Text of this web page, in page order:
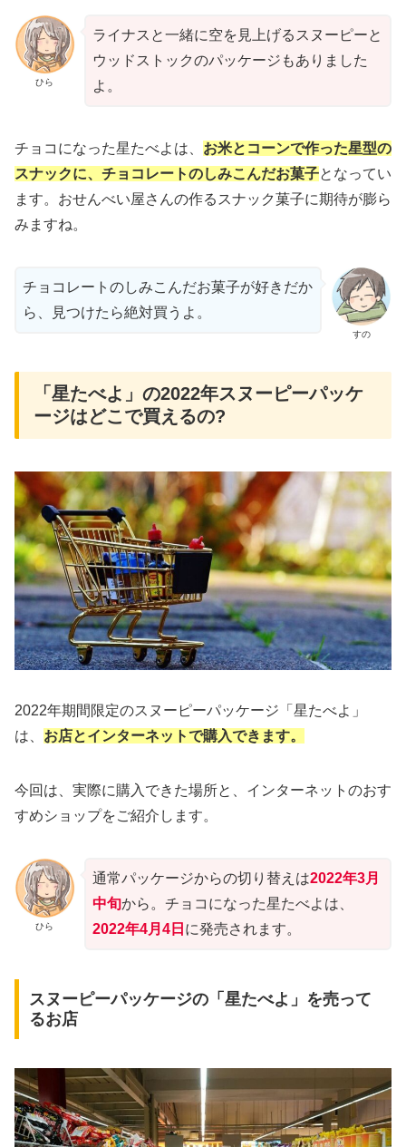
ひら
ライナスと一緒に空を見上げるスヌーピーと
ウッドストックのパッケージもありました
よ。
チョコになった星たべよは、 お米とコーンで作った星型の
スナックに、チョコレートのしみこんだお菓子となってい
ます。おせんべい屋さんの作るスナック菓子に期待が膨ら
みますね。
すの
チョコレートのしみこんだお菓子が好きだか
ら、見つけたら絶対買うよ。
「星たべよ」の2022年スヌーピーパッケ
ージはどこで買えるの?
2022年期間限定のスヌーピーパッケージ「星たべよ」
は、 お店とインターネットで購入できます。
今回は、実際に購入できた場所と、インターネットのおす
すめショップをご紹介します。
ひら
通常パッケージからの切り替えは2022年3月
中旬から。チョコになった星たべよは、
2022年4月4日 に発売されます。
スヌーピーパッケージの「星たべよ」を売って
るお店